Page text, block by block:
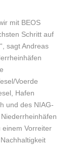
mit BEOS
Schritt auf
sagt Andreas
Voerde
Hafen
und des NIAG-
Vorreiter